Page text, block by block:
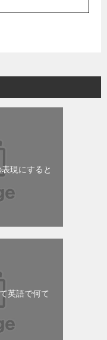
現にすると
英語で何て